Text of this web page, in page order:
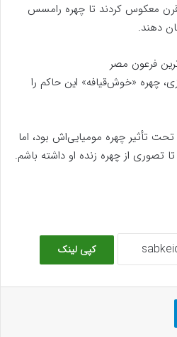
قرن معکوس کردند تا چهره رامسس
دهند.
چهره «خوش‌قیافه» این حاکم را
تأثیر چهره مومیایی‌اش بود، اما
تصوری از چهره زنده او داشته باشم.
کپی لینک
تلگرام